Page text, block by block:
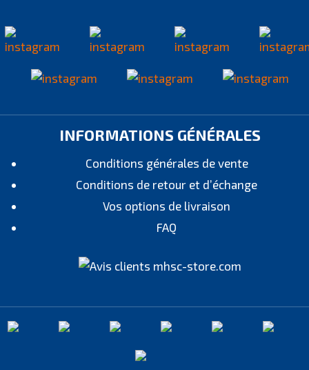
INFORMATIONS GÉNÉRALES
Conditions générales de vente
Conditions de retour et d’échange
Vos options de livraison
FAQ